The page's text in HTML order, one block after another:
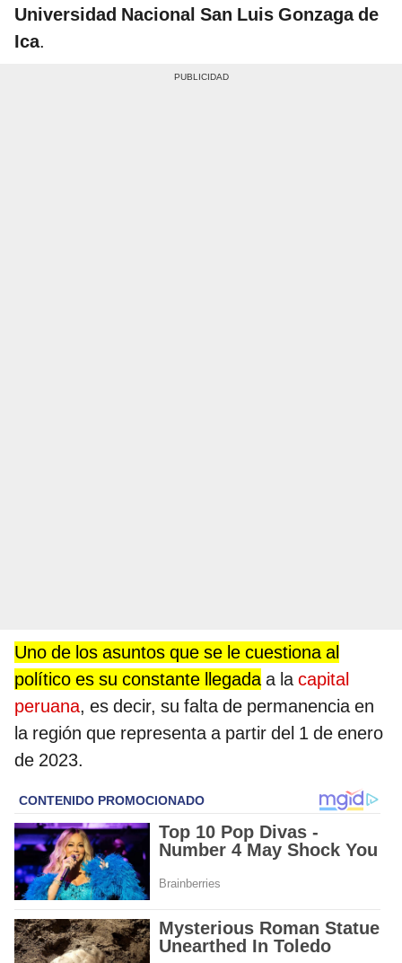
Universidad Nacional San Luis Gonzaga de
Ica.
Uno de los asuntos que se le cuestiona al
político es su constante llegadaa lacapital
peruana, es decir, su falta de permanencia en
la región que representa a partir del 1 de enero
de 2023.